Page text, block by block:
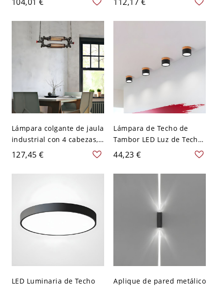
con pantalla acrílica -
Negro 110 A 120 V Tercer
Gear Oval
pantalla acrílica - Negro
110 A 120 V Tercer Gear
Lámpara colgante de jaula
industrial con 4 cabezas,
suspensión metálica con
tubería y válvula en negro
127,45 €
Lámpara de Techo de
Tambor LED Luz de Techo
Metálica Minimalista para
Salón - Negro 110 A 120 V
44,23 €
LED Luminaria de Techo
Aplique de pared metálico